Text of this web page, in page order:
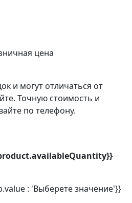
цена
и могут отличаться от
Точную стоимость и
по телефону.
: 'Выберете значение'}}